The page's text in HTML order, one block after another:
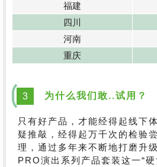
福建
四川
河南
重庆
3 为什么我们敢..试用？
只有好产品，才能经得起线下
疑推敲，经得起万千次的检验
理，通过多年来不断地打磨升
PRO演出系列产品套装这一“硬